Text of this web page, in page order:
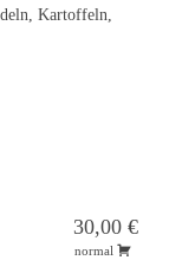
Kartoffeln,
30,00 €
normal